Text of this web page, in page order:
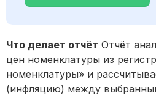
Что делает отчёт Отчёт
цен номенклатуры из
номенклатуры» и
(инфляцию) между